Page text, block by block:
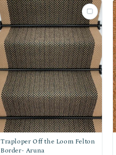
Traploper Off the Loom Felton
Border- Aruna